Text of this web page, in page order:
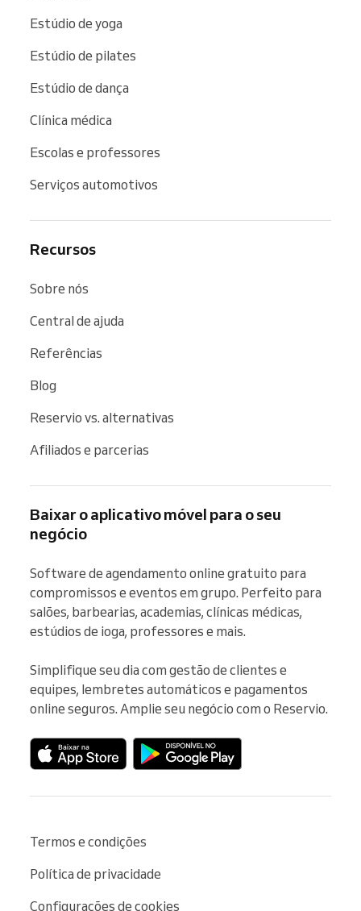
Estúdio de yoga
Estúdio de pilates
Estúdio de dança
Clínica médica
Escolas e professores
Serviços automotivos
Recursos
Sobre nós
Central de ajuda
Referências
Blog
Reservio vs. alternativas
Afiliados e parcerias
Baixar o aplicativo móvel para o seu
negócio
Software de agendamento online gratuito para
compromissos e eventos em grupo. Perfeito para
salões, barbearias, academias, clínicas médicas,
estúdios de ioga, professores e mais.
Simplifique seu dia com gestão de clientes e
equipes, lembretes automáticos e pagamentos
online seguros. Amplie seu negócio com o Reservio.
Termos e condições
Política de privacidade
Configurações de cookies